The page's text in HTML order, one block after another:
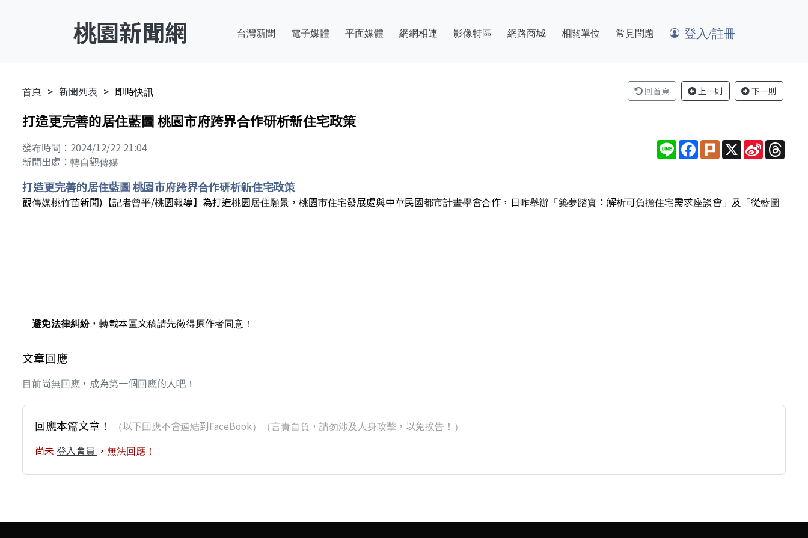
桃園新聞網 台灣新聞 電子媒體 平面媒體 網網相連 影像特區 網路商城 相關單位 常見問題 登入/註冊
首頁 新聞列表 即時快訊 回首頁 上一則 下一則
打造更完善的居住藍圖 桃園市府跨界合作研析新住宅政策
發布時間：2024/12/22 21:04
新聞出處：轉自觀傳媒
Line Facebook
PlurkX Sina
Weibo
打造更完善的居住藍圖 桃園市府跨界合作研析新住宅政策
觀傳媒桃竹苗新聞)【記者曾平/桃園報導】為打造桃園居住願景，桃園市住宅發展處與中華民國都市計畫學會合作，日昨舉辦「築夢踏實：解析可負擔住宅需求座談會」及「從藍圖
避免法律糾紛，轉載本區文稿請先徵得原作者同意！
文章回應
目前尚無回應，成為第一個回應的人吧！
回應本篇文章！ （以下回應不會連結到FaceBook）（言責自負，請勿涉及人身攻擊，以免挨告！）
尚未 登入會員 ，無法回應！